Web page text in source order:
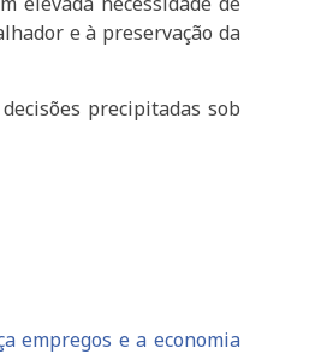
e à preservação da
precipitadas sob
empregos e a economia